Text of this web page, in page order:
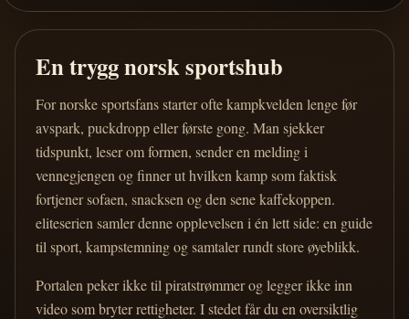
En trygg norsk sportshub
For norske sportsfans starter ofte kampkvelden lenge før
avspark, puckdropp eller første gong. Man sjekker
tidspunkt, leser om formen, sender en melding i
vennegjengen og finner ut hvilken kamp som faktisk
fortjener sofaen, snacksen og den sene kaffekoppen.
eliteserien samler denne opplevelsen i én lett side: en guide
til sport, kampstemning og samtaler rundt store øyeblikk.
Portalen peker ikke til piratstrømmer og legger ikke inn
video som bryter rettigheter. I stedet får du en oversiktlig